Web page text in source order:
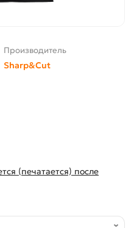
Производитель
Sharp&Cut
(печатается) после